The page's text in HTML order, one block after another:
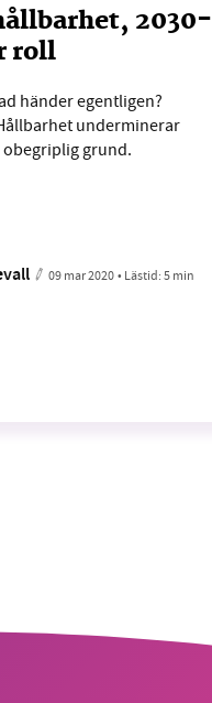
2030-
roll
händer egentligen?
underminerar
grund.
09 mar 2020 • Lästid:5 min